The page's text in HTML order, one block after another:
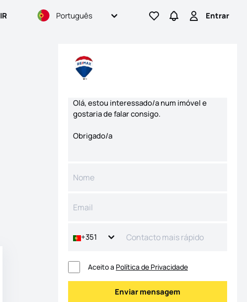
Português Ir para os favoritos
Ir para pesquisas
Entrar
Entrar
+351
Aceito a Política de Privacidade
Enviar mensagem
Enviar mensagem